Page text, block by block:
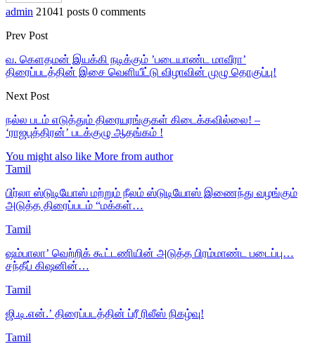
admin 21041 posts 0 comments
Prev Post
வ. கெளதமன் இயக்கி நடிக்கும் ’படையாண்ட மாவீரா’
திரைப்படத்தின் இசை வெளியீட்டு விழாவின் முழு தொகுப்பு!
Next Post
நல்ல படம் எடுத்தும் திரையரங்குகள் கிடைக்கவில்லை! –
‘ராஜபுத்திரன்’ படக்குழு ஆதங்கம் !
You might also like More from author
Tamil
பிர்லா ஸ்டுடியோஸ் மற்றும் நீலம் ஸ்டுடியோஸ் இணைந்து வழங்கும்
அடுத்த திரைப்படம் “மக்கள்…
Tamil
ஷம்பாலா’ வெற்றிக் கூட்டணியின் அடுத்த பிரம்மாண்ட படைப்பு…
சந்தீப் கிஷனின்…
Tamil
ஜி.டி.என்.’ திரைப்படத்தின் ப்ரீ ரிலீஸ் நிகழ்வு!
Tamil